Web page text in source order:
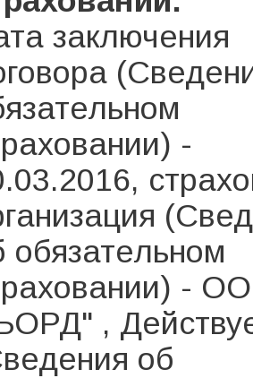
заключения
-
обязательном
-
,
об